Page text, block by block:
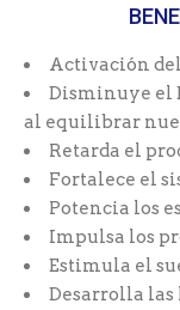
Activación
Disminuye el
al equilibrar
Retarda el
Fortalece el
Potencia los
Impulsa los
Estimula el
Desarrolla las